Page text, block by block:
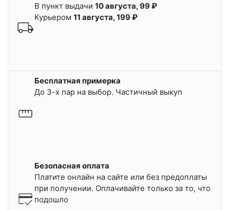
В пункт выдачи 10 августа, 99 ₽
Курьером 11 августа, 199 ₽
Бесплатная примерка
До 3-х пар на выбор. Частичный выкуп
Безопасная оплата
Платите онлайн на сайте или без предоплаты
при получении. Оплачивайте только за то, что
подошло